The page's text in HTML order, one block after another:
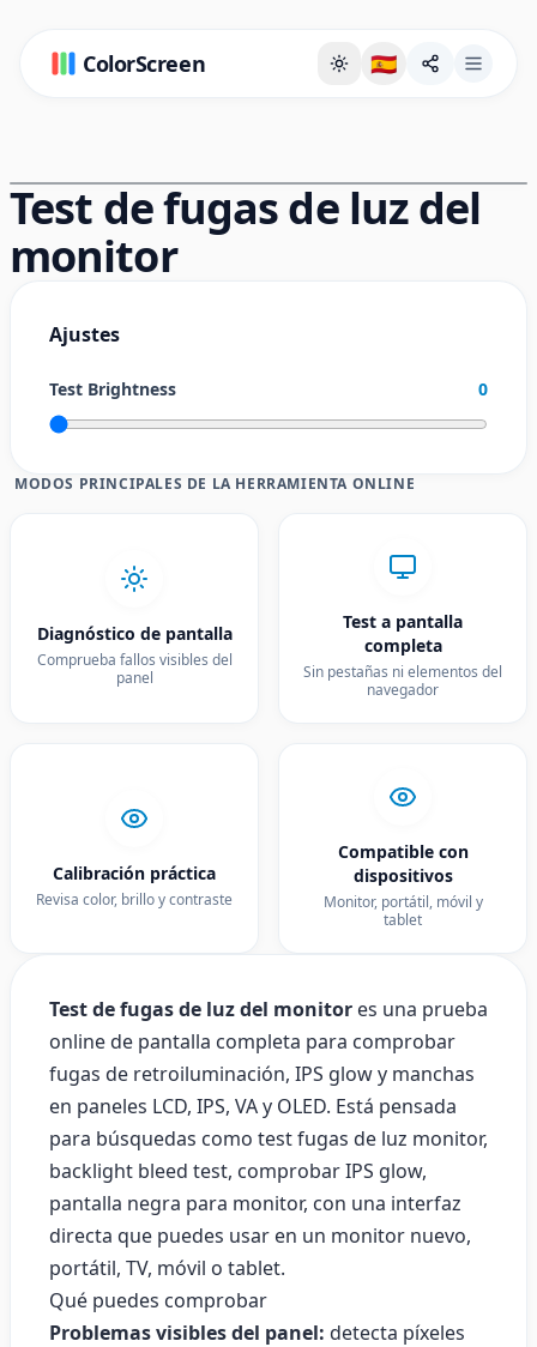
ColorScreen 🇪🇸
This test helps you detect backlight bleeding
the edges or corners of your screen.
• Excessive bright spots indicate backlight bleed
Start Test
Test de fugas de luz del
monitor
Ajustes
Test Brightness 0
MODOS PRINCIPALES DE LA HERRAMIENTA ONLINE
Diagnóstico de pantalla
Comprueba fallos visibles del
panel
Test a pantalla
completa
Sin pestañas ni elementos del
navegador
Calibración práctica
Revisa color, brillo y contraste
Compatible con
dispositivos
Monitor, portátil, móvil y
tablet
Test de fugas de luz del monitor es una prueba
online de pantalla completa para comprobar
fugas de retroiluminación, IPS glow y manchas
en paneles LCD, IPS, VA y OLED. Está pensada
para búsquedas como test fugas de luz monitor,
backlight bleed test, comprobar IPS glow,
pantalla negra para monitor, con una interfaz
directa que puedes usar en un monitor nuevo,
portátil, TV, móvil o tablet.
Qué puedes comprobar
Problemas visibles del panel: detecta píxeles